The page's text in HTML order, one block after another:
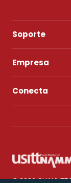
Soporte
Empresa
Conecta
© 2026